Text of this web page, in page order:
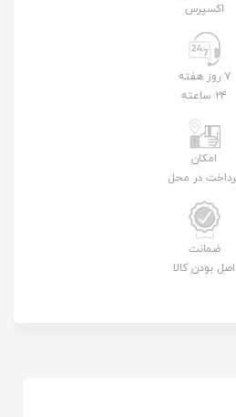
اکسپرس
۷ روز هفته
۲۴ ساعته
امکان
در محل
ضمانت
اصل بودن کالا